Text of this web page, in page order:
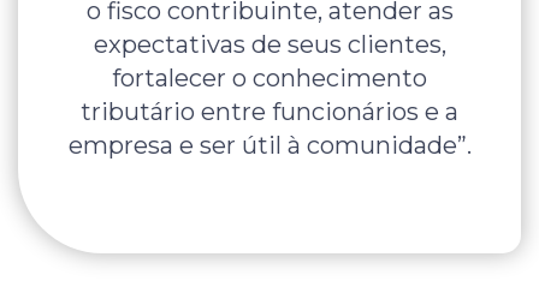
o fisco contribuinte, atender as
expectativas de seus clientes,
fortalecer o conhecimento
tributário entre funcionários e a
empresa e ser útil à comunidade”.